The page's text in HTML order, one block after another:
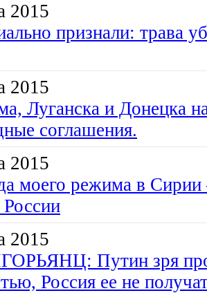
2015
признали: трава
2015
Луганска и Донецка
соглашения.
2015
моего режима в
2015
Путин зря
Россия ее не